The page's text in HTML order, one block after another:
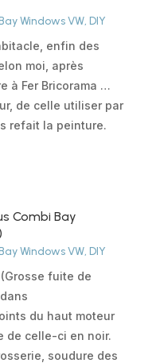
Windows VW, DIY
enfin des
moi, après
à Fer Bricorama …
de celle utiliser par
refait la peinture.
Combi Bay
Windows VW, DIY
fuite de
du haut moteur
de celle-ci en noir.
soudure des